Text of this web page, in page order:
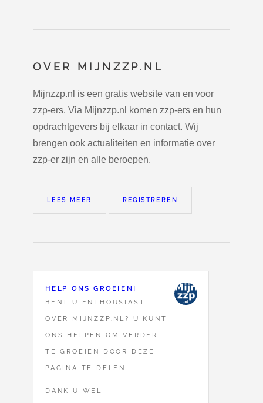
OVER MIJNZZP.NL
Mijnzzp.nl is een gratis website van en voor
zzp-ers. Via Mijnzzp.nl komen zzp-ers en hun
opdrachtgevers bij elkaar in contact. Wij
brengen ook actualiteiten en informatie over
zzp-er zijn en alle beroepen.
LEES MEER REGISTREREN
HELP ONS GROEIEN!
BENT U ENTHOUSIAST
OVER MIJNZZP.NL? U KUNT
ONS HELPEN OM VERDER
TE GROEIEN DOOR DEZE
PAGINA TE DELEN.
DANK U WEL!